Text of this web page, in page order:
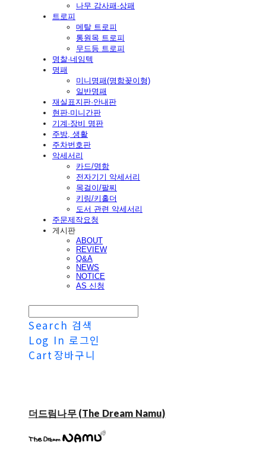
나무 감사패·상패
트로피
메탈 트로피
통원목 트로피
무드등 트로피
명찰·네임텍
명패
미니명패(명함꽂이형)
일반명패
재실표지판·안내판
현판·미니간판
기계·장비 명판
주방, 생활
주차번호판
악세서리
카드/명함
전자기기 악세서리
목걸이/팔찌
키링/키홀더
도서 관련 악세서리
주문제작요청
게시판
ABOUT
REVIEW
Q&A
NEWS
NOTICE
AS 신청
Search 검색
Log In 로그인
Cart 장바구니
더드림나무 (The Dream Namu)